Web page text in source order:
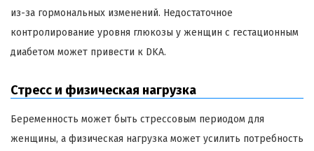
из-за гормональных изменений. Недостаточное
контролирование уровня глюкозы у женщин с гестационным
диабетом может привести к DKA.
Стресс и физическая нагрузка
Беременность может быть стрессовым периодом для
женщины, а физическая нагрузка может усилить потребность